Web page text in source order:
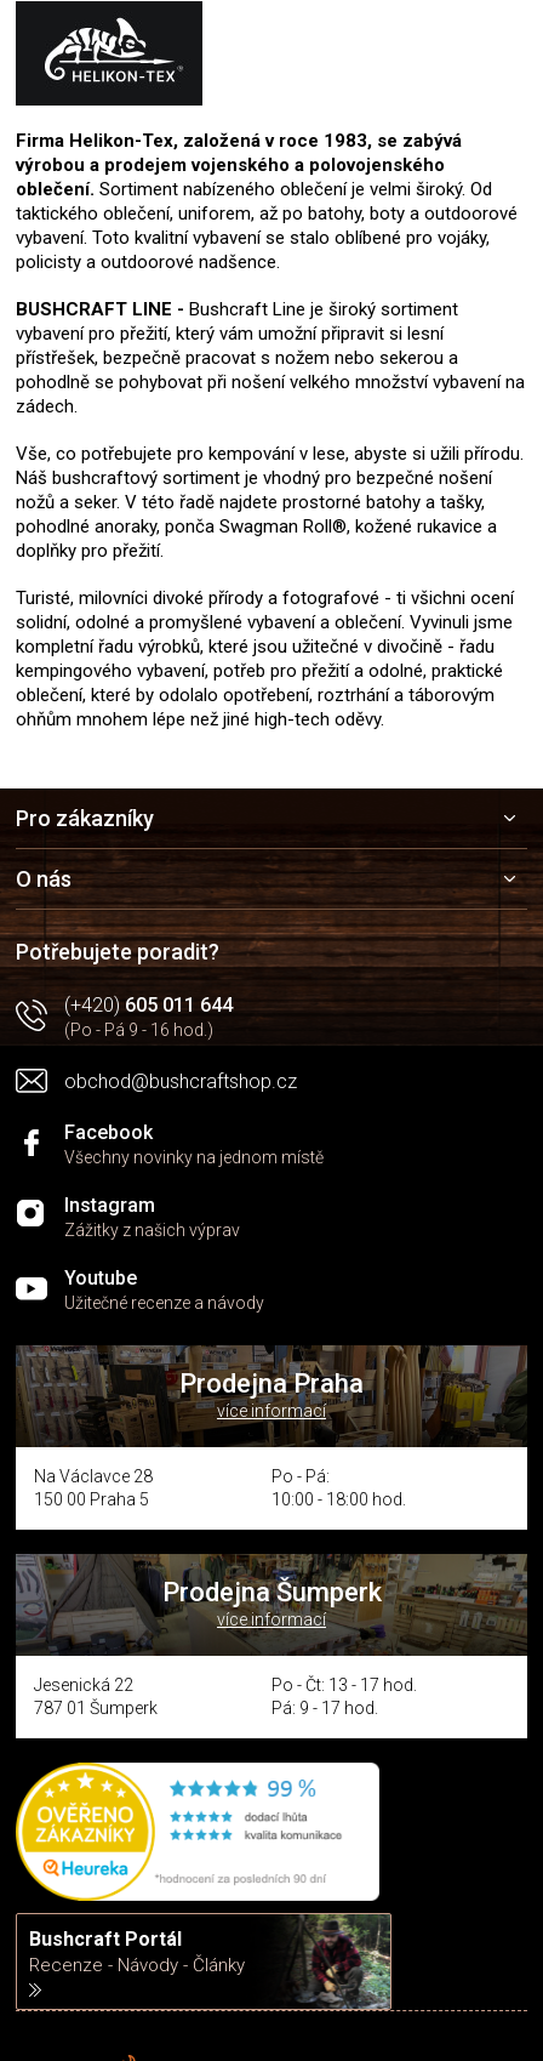
Firma Helikon-Tex, založená v roce 1983, se zabývá
výrobou a prodejem vojenského a polovojenského
oblečení. Sortiment nabízeného oblečení je velmi široký. Od
taktického oblečení, uniforem, až po batohy, boty a outdoorové
vybavení. Toto kvalitní vybavení se stalo oblíbené pro vojáky,
policisty a outdoorové nadšence.
BUSHCRAFT LINE - Bushcraft Line je široký sortiment
vybavení pro přežití, který vám umožní připravit si lesní
přístřešek, bezpečně pracovat s nožem nebo sekerou a
pohodlně se pohybovat při nošení velkého množství vybavení na
zádech.
Vše, co potřebujete pro kempování v lese, abyste si užili přírodu.
Náš bushcraftový sortiment je vhodný pro bezpečné nošení
nožů a seker. V této řadě najdete prostorné batohy a tašky,
pohodlné anoraky, ponča Swagman Roll®, kožené rukavice a
doplňky pro přežití.
Turisté, milovníci divoké přírody a fotografové - ti všichni ocení
solidní, odolné a promyšlené vybavení a oblečení. Vyvinuli jsme
kompletní řadu výrobků, které jsou užitečné v divočině - řadu
kempingového vybavení, potřeb pro přežití a odolné, praktické
oblečení, které by odolalo opotřebení, roztrhání a táborovým
ohňům mnohem lépe než jiné high-tech oděvy.
a
t
í
Pro zákazníky
O nás
Potřebujete poradit?
(+420)605 011 644
(Po - Pá 9 - 16 hod.)
obchod@bushcraftshop.cz
Facebook
Všechny novinky na jednom místě
Instagram
Zážitky z našich výprav
Youtube
Užitečné recenze a návody
Prodejna Praha
více informací
Na Václavce 28
150 00 Praha 5
Po - Pá:
10:00 - 18:00 hod.
Prodejna Šumperk
více informací
Jesenická 22
787 01 Šumperk
Po - Čt: 13 - 17 hod.
Pá: 9 - 17 hod.
Bushcraft Portál
Recenze - Návody - Články